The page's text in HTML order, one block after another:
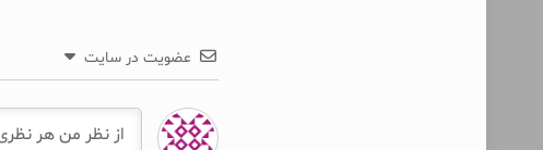
عضویت در سایت